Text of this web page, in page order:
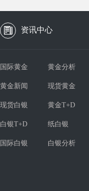
资讯中心
国际黄金 黄金分析
黄金新闻 现货黄金
现货白银 黄金T+D
白银T+D 纸白银
国际白银 白银分析